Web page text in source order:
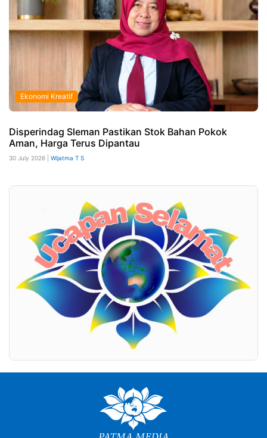
Ekonomi Kreatif
Disperindag Sleman Pastikan Stok Bahan Pokok
Aman, Harga Terus Dipantau
30 July 2026 | Wijatma T S